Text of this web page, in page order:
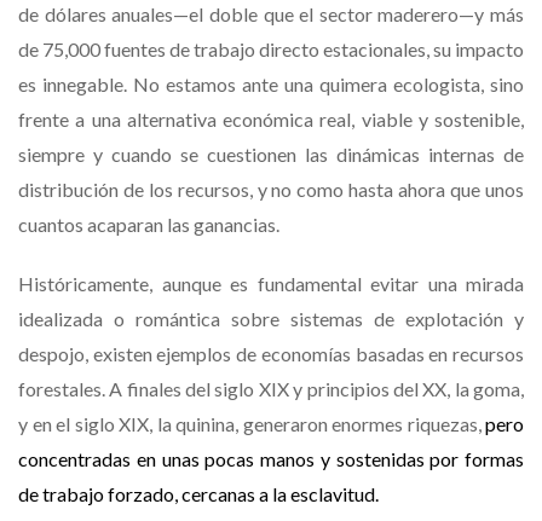
de dólares anuales—el doble que el sector maderero—y más
de 75,000 fuentes de trabajo directo estacionales, su impacto
es innegable. No estamos ante una quimera ecologista, sino
frente a una alternativa económica real, viable y sostenible,
siempre y cuando se cuestionen las dinámicas internas de
distribución de los recursos, y no como hasta ahora que unos
cuantos acaparan las ganancias.
Históricamente, aunque es fundamental evitar una mirada
idealizada o romántica sobre sistemas de explotación y
despojo, existen ejemplos de economías basadas en recursos
forestales. A finales del siglo XIX y principios del XX, la goma,
y en el siglo XIX, la quinina, generaron enormes riquezas, pero
concentradas en unas pocas manos y sostenidas por formas
de trabajo forzado, cercanas a la esclavitud.